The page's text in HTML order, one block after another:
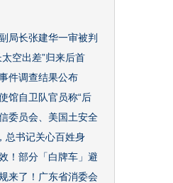
局长张建华一审被判
空出差”归来后首
件调查结果公布
馆自卫队官员称“后
委员会、美国土安全
总书记关心百姓身
！部分「白牌车」避
来了！广东省消委会